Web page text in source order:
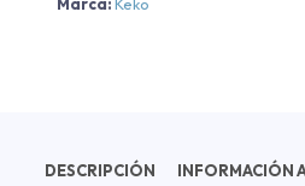
Marca:Keko
DESCRIPCIÓN INFORMACIÓN